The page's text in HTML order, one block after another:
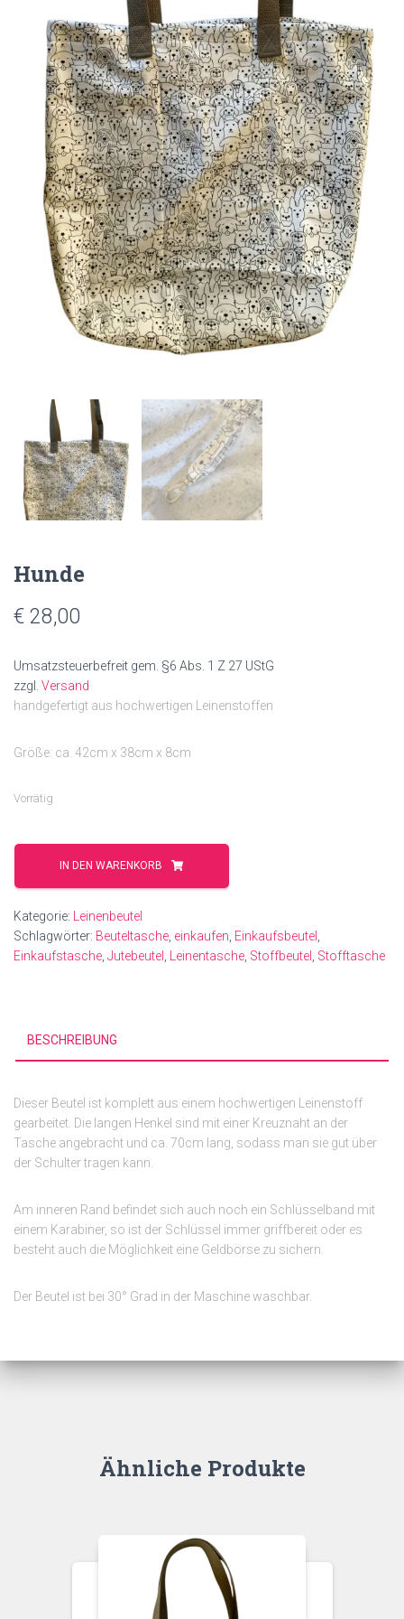
Hunde
€ 28,00
Umsatzsteuerbefreit gem. §6 Abs. 1 Z 27 UStG
zzgl. Versand
handgefertigt aus hochwertigen Leinenstoffen
Größe: ca. 42cm x 38cm x 8cm
Vorrätig
Hunde
IN DEN WARENKORB
Kategorie: Leinenbeutel
Schlagwörter: Beuteltasche einkaufen Einkaufsbeutel
Einkaufstasche Jutebeutel Leinentasche Stoffbeutel Stofftasche
BESCHREIBUNG
Dieser Beutel ist komplett aus einem hochwertigen Leinenstoff
gearbeitet. Die langen Henkel sind mit einer Kreuznaht an der
Tasche angebracht und ca. 70cm lang, sodass man sie gut über
der Schulter tragen kann.
Am inneren Rand befindet sich auch noch ein Schlüsselband mit
einem Karabiner, so ist der Schlüssel immer griffbereit oder es
besteht auch die Möglichkeit eine Geldbörse zu sichern.
Der Beutel ist bei 30° Grad in der Maschine waschbar.
Ähnliche Produkte